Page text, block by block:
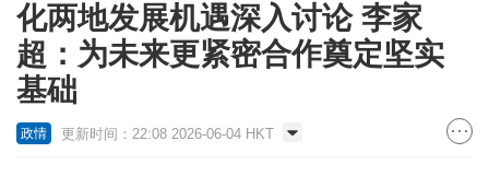
化两地发展机遇深入讨论 李家
超：为未来更紧密合作奠定坚实
基础
政情 更新时间：22:08 2026-06-04 HKT